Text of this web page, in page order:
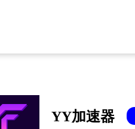
YY加速器